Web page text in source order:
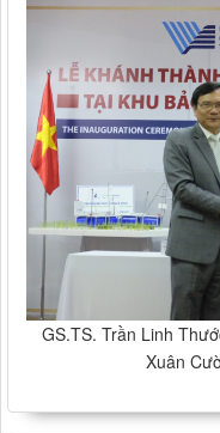
GS.TS. Trần Linh
Xuân